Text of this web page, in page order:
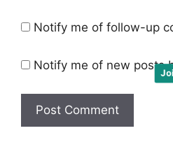
Notify me of follow-up
Notify me of new posts